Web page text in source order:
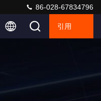
86-028-67834796
引用